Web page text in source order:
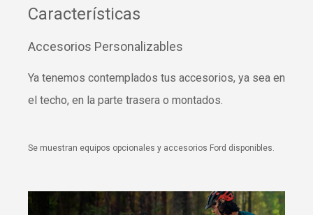
Características
Accesorios Personalizables
Ya tenemos contemplados tus accesorios, ya sea en
el techo, en la parte trasera o montados.
Se muestran equipos opcionales y accesorios Ford disponibles.